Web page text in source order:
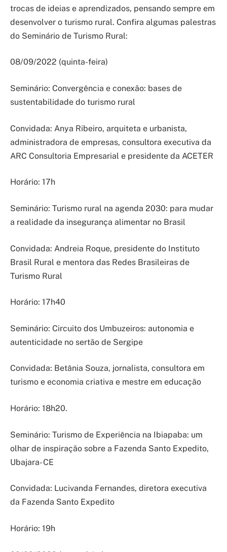
trocas de ideias e aprendizados, pensando sempre em
desenvolver o turismo rural. Confira algumas palestras
do Seminário de Turismo Rural:
08/09/2022 (quinta-feira)
Seminário: Convergência e conexão: bases de
sustentabilidade do turismo rural
Convidada: Anya Ribeiro, arquiteta e urbanista,
administradora de empresas, consultora executiva da
ARC Consultoria Empresarial e presidente da ACETER
Horário: 17h
Seminário: Turismo rural na agenda 2030: para mudar
a realidade da insegurança alimentar no Brasil
Convidada: Andreia Roque, presidente do Instituto
Brasil Rural e mentora das Redes Brasileiras de
Turismo Rural
Horário: 17h40
Seminário: Circuito dos Umbuzeiros: autonomia e
autenticidade no sertão de Sergipe
Convidada: Betânia Souza, jornalista, consultora em
turismo e economia criativa e mestre em educação
Horário: 18h20.
Seminário: Turismo de Experiência na Ibiapaba: um
olhar de inspiração sobre a Fazenda Santo Expedito,
Ubajara- CE
Convidada: Lucivanda Fernandes, diretora executiva
da Fazenda Santo Expedito
Horário: 19h